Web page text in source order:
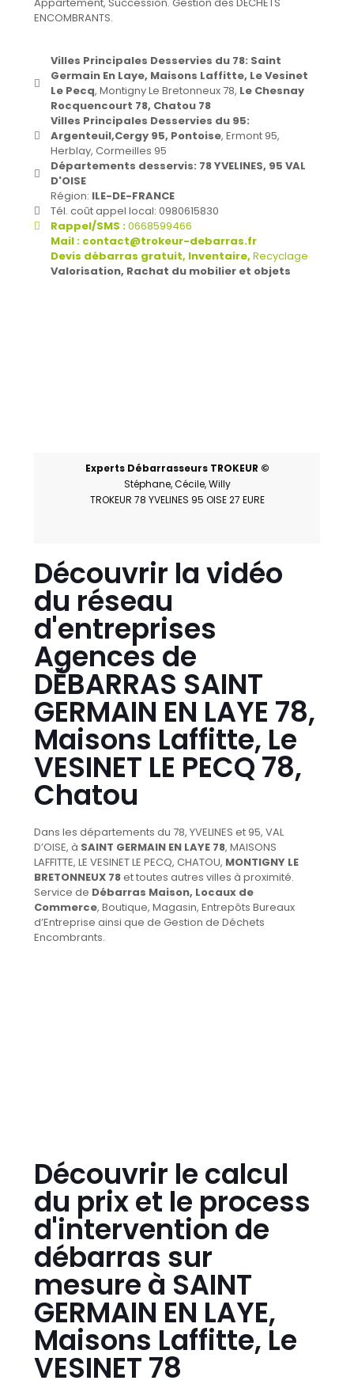
ENCOMBRANTS.
Villes Principales Desservies du 78: Saint
Germain En Laye, Maisons Laffitte, Le Vesinet
Le Pecq, Montigny Le Bretonneux 78, Le Chesnay
Rocquencourt 78, Chatou 78
Villes Principales Desservies du 95:
Argenteuil,Cergy 95, Pontoise, Ermont 95,
Herblay, Cormeilles 95
Départements desservis: 78 YVELINES, 95 VAL
D'OISE
Région: ILE-DE-FRANCE
Tél. coût appel local: 0980615830
Rappel/SMS :0668599466
Mail : contact@trokeur-debarras.fr
Devis débarras gratuit, Inventaire,Recyclage
Valorisation, Rachat du mobilier et objets
Experts Débarrasseurs TROKEUR ©
Stéphane, Cécile, Willy
TROKEUR 78 YVELINES 95 OISE 27 EURE
Découvrir la vidéo
du réseau
d'entreprises
Agences de
DÉBARRAS SAINT
GERMAIN EN LAYE 78,
Maisons Laffitte, Le
VESINET LE PECQ 78,
Chatou
Dans les départements du 78, YVELINES et 95, VAL
D’OISE, à SAINT GERMAIN EN LAYE 78, MAISONS
LAFFITTE, LE VESINET LE PECQ, CHATOU, MONTIGNY LE
BRETONNEUX 78et toutes autres villes à proximité.
Service de Débarras Maison, Locaux de
Commerce, Boutique, Magasin, Entrepôts Bureaux
d’Entreprise ainsi que de Gestion de Déchets
Encombrants.
Découvrir le calcul
du prix et le process
d'intervention de
débarras sur
mesure à SAINT
GERMAIN EN LAYE,
Maisons Laffitte, Le
VESINET 78